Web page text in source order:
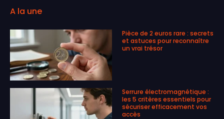
A la une
Pièce de 2 euros rare : secrets
et astuces pour reconnaître
un vrai trésor
Serrure électromagnétique :
les 5 critères essentiels pour
sécuriser efficacement vos
accès